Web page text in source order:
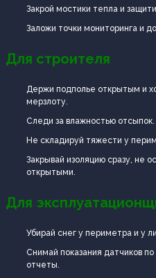
Закрой мостики тепла и защити
Заложи точки мониторинга и
Для строителя
Держи подполье открытым и
мерзлоту.
Следи за влажностью
Не складируй тяжести у
Закрывай изоляцию сразу, не
открытыми.
Для
Убирай снег у периметра и у
Снимай показания датчиков
отчеты.